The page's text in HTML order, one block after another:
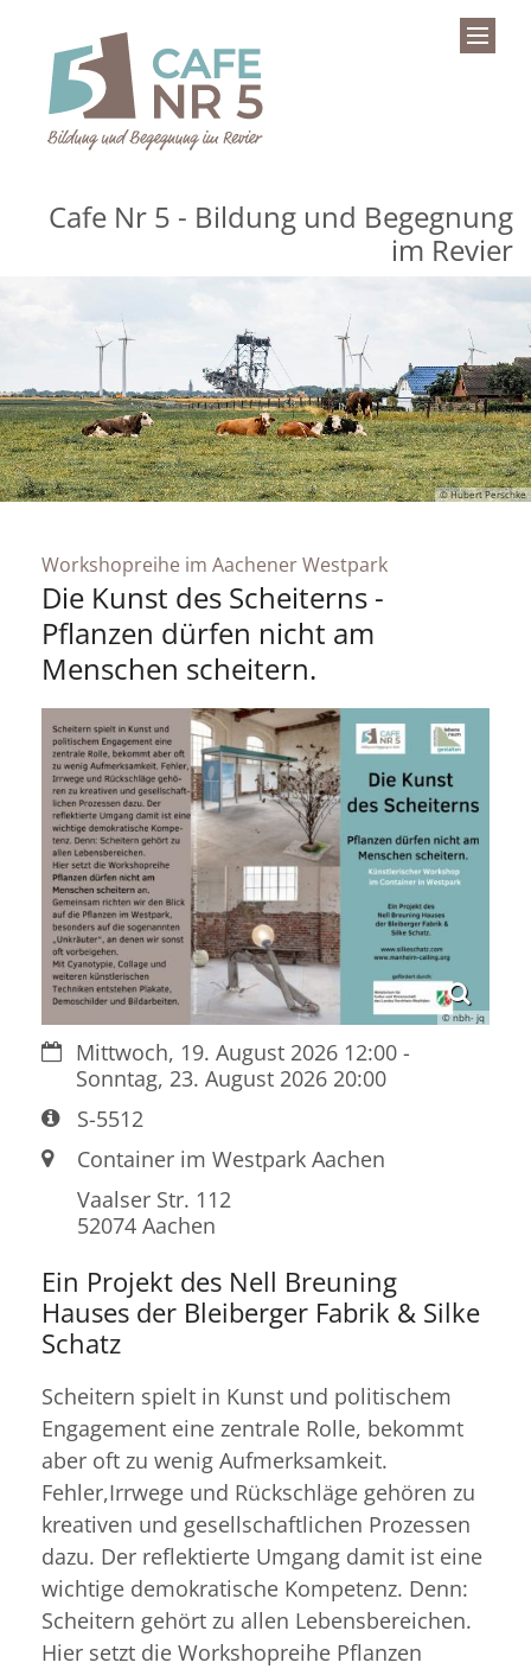
Cafe Nr 5 - Bildung und Begegnung
im Revier
© Hubert Perschke
Workshopreihe im Aachener Westpark:
Die Kunst des Scheiterns -
Pflanzen dürfen nicht am
Menschen scheitern.
© nbh- jq
Datum:Mittwoch, 19. August 2026 12:00 -
Sonntag, 23. August 2026 20:00
Art bzw. Nummer:
S-5512
Ort: Container im Westpark Aachen
Vaalser Str. 112
52074 Aachen
Ein Projekt des Nell Breuning
Hauses der Bleiberger Fabrik & Silke
Schatz
Scheitern spielt in Kunst und politischem
Engagement eine zentrale Rolle, bekommt
aber oft zu wenig Aufmerksamkeit.
Fehler,Irrwege und Rückschläge gehören zu
kreativen und gesellschaftlichen Prozessen
dazu. Der reflektierte Umgang damit ist eine
wichtige demokratische Kompetenz. Denn:
Scheitern gehört zu allen Lebensbereichen.
Hier setzt die Workshopreihe Pflanzen